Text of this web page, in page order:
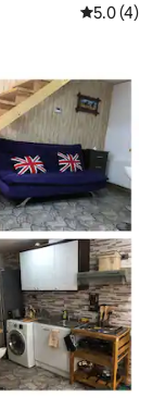
從 4 則評
5.0 (4)